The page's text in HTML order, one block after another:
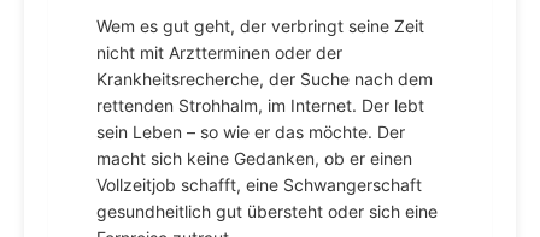
Wem es gut geht, der verbringt seine Zeit
nicht mit Arztterminen oder der
Krankheitsrecherche, der Suche nach dem
rettenden Strohhalm, im Internet. Der lebt
sein Leben – so wie er das möchte. Der
macht sich keine Gedanken, ob er einen
Vollzeitjob schafft, eine Schwangerschaft
gesundheitlich gut übersteht oder sich eine